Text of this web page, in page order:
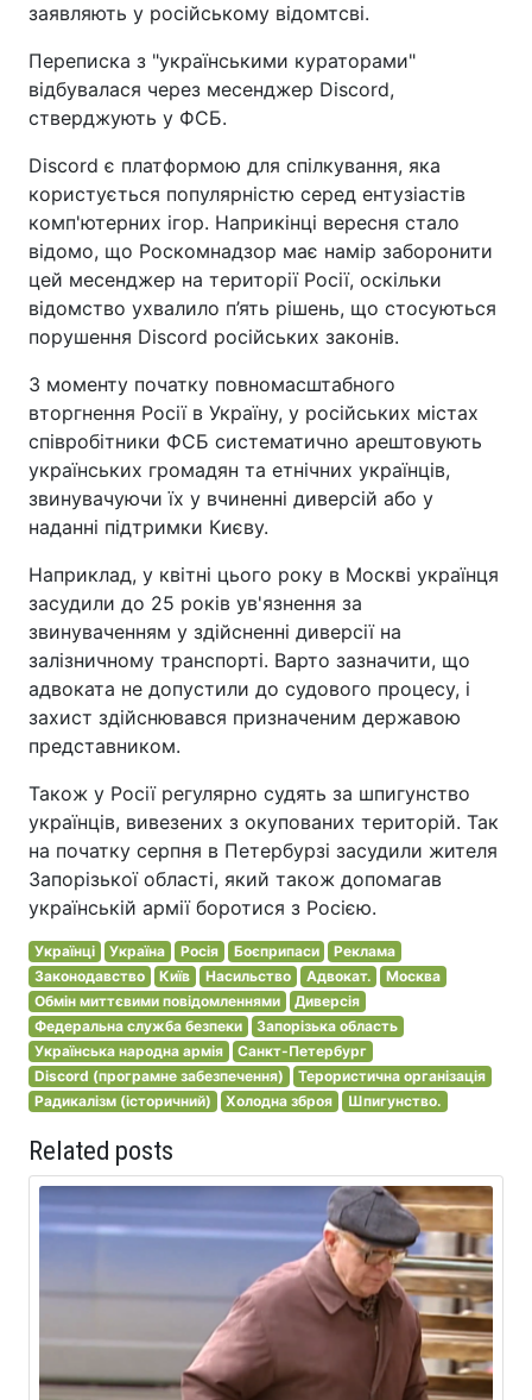
заявляють у російському відомтсві.
Переписка з "українськими кураторами"
відбувалася через месенджер Discord,
стверджують у ФСБ.
Discord є платформою для спілкування, яка
користується популярністю серед ентузіастів
комп'ютерних ігор. Наприкінці вересня стало
відомо, що Роскомнадзор має намір заборонити
цей месенджер на території Росії, оскільки
відомство ухвалило п’ять рішень, що стосуються
порушення Discord російських законів.
З моменту початку повномасштабного
вторгнення Росії в Україну, у російських містах
співробітники ФСБ систематично арештовують
українських громадян та етнічних українців,
звинувачуючи їх у вчиненні диверсій або у
наданні підтримки Києву.
Наприклад, у квітні цього року в Москві українця
засудили до 25 років ув'язнення за
звинуваченням у здійсненні диверсії на
залізничному транспорті. Варто зазначити, що
адвоката не допустили до судового процесу, і
захист здійснювався призначеним державою
представником.
Також у Росії регулярно судять за шпигунство
українців, вивезених з окупованих територій. Так
на початку серпня в Петербурзі засудили жителя
Запорізької області, який також допомагав
українській армії боротися з Росією.
Українці Україна Росія Боєприпаси
Реклама
Законодавство
Київ Насильство Адвокат.
Москва
Обмін миттєвими повідомленнями
Диверсія
Федеральна служба безпеки
Запорізька область
Українська народна армія
Санкт-Петербург
Discord (програмне забезпечення)
Терористична організація
Радикалізм (історичний)
Холодна зброя Шпигунство.
Related posts